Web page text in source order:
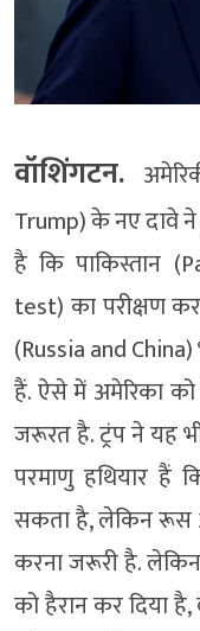
वॉशिंगटन.
Trump) के नए दावे ने
है कि पाकिस्तान
test) का परीक्षण
(Russia and China)
हैं. ऐसे में अमेरिका
जरूरत है. ट्रंप ने यह
परमाणु हथियार हैं
सकता है, लेकिन रूस
करना जरूरी है.
को हैरान कर दिया